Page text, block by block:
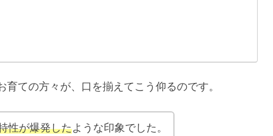
ての方々が、口を揃えてこう仰るのです。
性が爆発したような印象でした。